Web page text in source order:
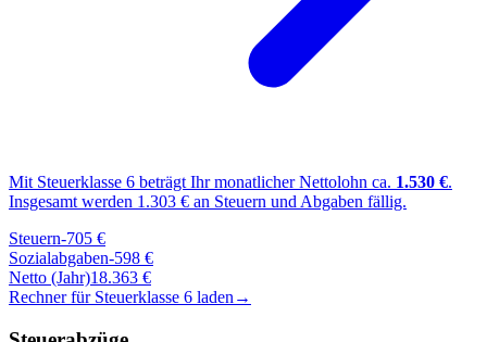
Mit Steuerklasse 6 beträgt Ihr monatlicher Nettolohn ca. 1.530 €.
Insgesamt werden 1.303 € an Steuern und Abgaben fällig.
Steuern-705 €
Sozialabgaben-598 €
Netto (Jahr)18.363 €
Rechner für Steuerklasse 6 laden →